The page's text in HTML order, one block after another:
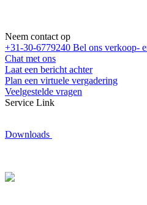
Neem contact op
+31-30-6779240 Bel ons verkoop-
Chat met ons
Laat een bericht achter
Plan een virtuele vergadering
Veelgestelde vragen
Service Link
Downloads